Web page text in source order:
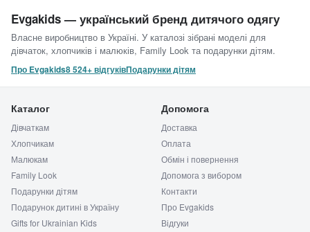
Evgakids — український бренд дитячого одягу
Власне виробництво в Україні. У каталозі зібрані моделі для
дівчаток, хлопчиків і малюків, Family Look та подарунки дітям.
Про Evgakids8 524+ відгуківПодарунки дітям
Каталог
Дівчаткам
Хлопчикам
Малюкам
Family Look
Подарунки дітям
Подарунок дитині в Україну
Gifts for Ukrainian Kids
Допомога
Доставка
Оплата
Обмін і повернення
Допомога з вибором
Контакти
Про Evgakids
Відгуки